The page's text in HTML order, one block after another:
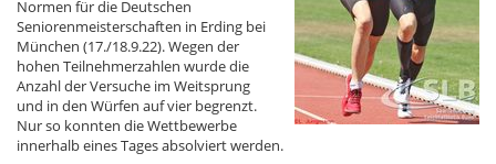
Normen für die Deutschen
Seniorenmeisterschaften in Erding bei
München (17./18.9.22). Wegen der
hohen Teilnehmerzahlen wurde die
Anzahl der Versuche im Weitsprung
und in den Würfen auf vier begrenzt.
Nur so konnten die Wettbewerbe
innerhalb eines Tages absolviert werden.